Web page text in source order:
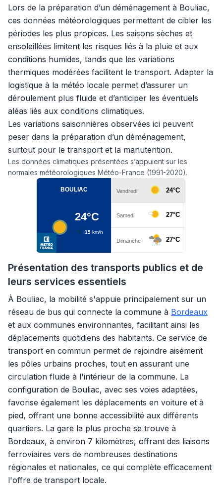
Lors de la préparation d’un déménagement à Bouliac,
ces données météorologiques permettent de cibler les
périodes les plus propices. Les saisons sèches et
ensoleillées limitent les risques liés à la pluie et aux
conditions humides, tandis que les variations
thermiques modérées facilitent le transport. Adapter la
logistique à la météo locale permet d’assurer un
déroulement plus fluide et d’anticiper les éventuels
aléas liés aux conditions climatiques.
Les variations saisonnières observées ici peuvent
peser dans la préparation d’un déménagement,
surtout pour le transport et la manutention.
Les données climatiques présentées s’appuient sur les
normales météorologiques Météo-France (1991-2020).
Présentation des transports publics et de
leurs services essentiels
À Bouliac, la mobilité s'appuie principalement sur un
réseau de bus qui connecte la commune à Bordeaux
et aux communes environnantes, facilitant ainsi les
déplacements quotidiens des habitants. Ce service de
transport en commun permet de rejoindre aisément
les pôles urbains proches, tout en assurant une
circulation fluide à l'intérieur de la commune. La
configuration de Bouliac, avec ses voies adaptées,
favorise également les déplacements en voiture et à
pied, offrant une bonne accessibilité aux différents
quartiers. La gare la plus proche se trouve à
Bordeaux, à environ 7 kilomètres, offrant des liaisons
ferroviaires vers de nombreuses destinations
régionales et nationales, ce qui complète efficacement
l'offre de transport locale.